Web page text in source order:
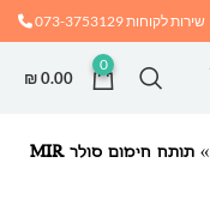
שירות לקוחות073-3753129
0
₪0.00
»
תותח חימום סולר MIR